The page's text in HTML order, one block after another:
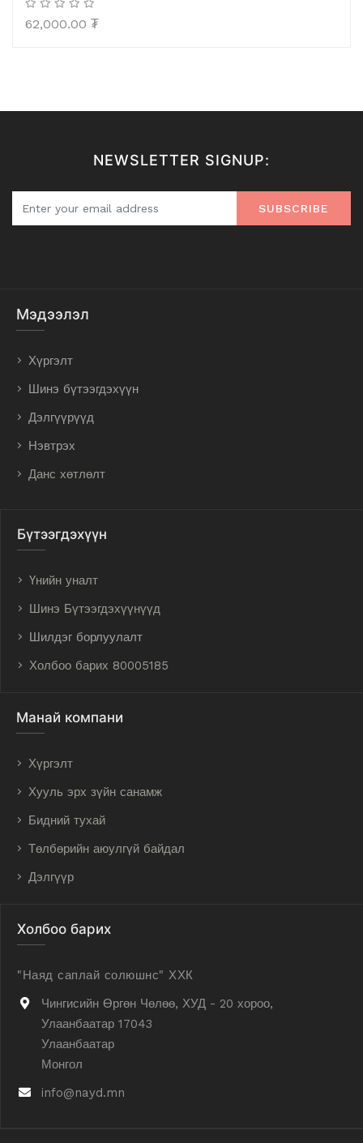
62,000.00 ₮
NEWSLETTER SIGNUP:
SUBSCRIBE
Мэдээлэл
Хүргэлт
Шинэ бүтээгдэхүүн
Дэлгүүрүүд
Нэвтрэх
Данс хөтлөлт
Бүтээгдэхүүн
Үнийн уналт
Шинэ Бүтээгдэхүүнүүд
Шилдэг борлуулалт
Холбоо барих 80005185
Манай компани
Хүргэлт
Хууль эрх зүйн санамж
Бидний тухай
Төлбөрийн аюулгүй байдал
Дэлгүүр
Холбоо барих
"Наяд саплай солюшнс" ХХК
Чингисийн Өргөн Чөлөө, ХУД - 20 хороо,
Улаанбаатар 17043
Улаанбаатар
Монгол
info@nayd.mn